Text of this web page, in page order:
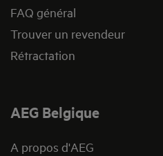
FAQ général
Trouver un revendeur
Rétractation
AEG Belgique
A propos d'AEG